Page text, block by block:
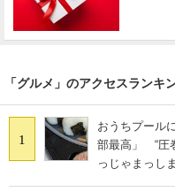
「グルメ」のアクセスランキ
1
おうちプール
部最高」 “圧
っじゃまっし